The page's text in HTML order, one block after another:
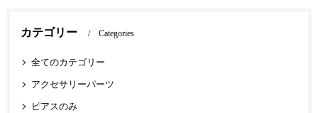
カテゴリー Categories
全てのカテゴリー
アクセサリーパーツ
ピアスのみ